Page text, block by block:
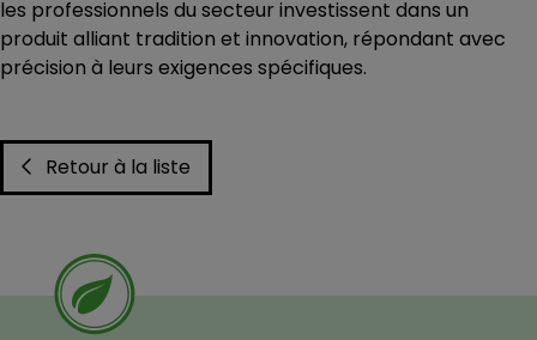
les professionnels du secteur investissent dans un
produit alliant tradition et innovation, répondant avec
précision à leurs exigences spécifiques.
Retour à la liste